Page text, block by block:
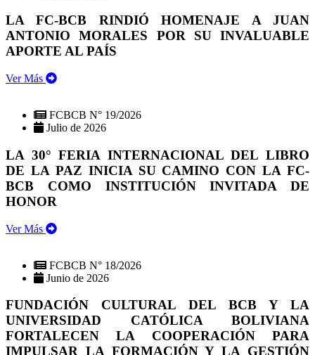
LA FC-BCB RINDIÓ HOMENAJE A JUAN
ANTONIO MORALES POR SU INVALUABLE
APORTE AL PAÍS
Ver Más
FCBCB N° 19/2026
Julio de 2026
LA 30° FERIA INTERNACIONAL DEL LIBRO
DE LA PAZ INICIA SU CAMINO CON LA FC-
BCB COMO INSTITUCIÓN INVITADA DE
HONOR
Ver Más
FCBCB N° 18/2026
Junio de 2026
FUNDACIÓN CULTURAL DEL BCB Y LA
UNIVERSIDAD CATÓLICA BOLIVIANA
FORTALECEN LA COOPERACIÓN PARA
IMPULSAR LA FORMACIÓN Y LA GESTIÓN